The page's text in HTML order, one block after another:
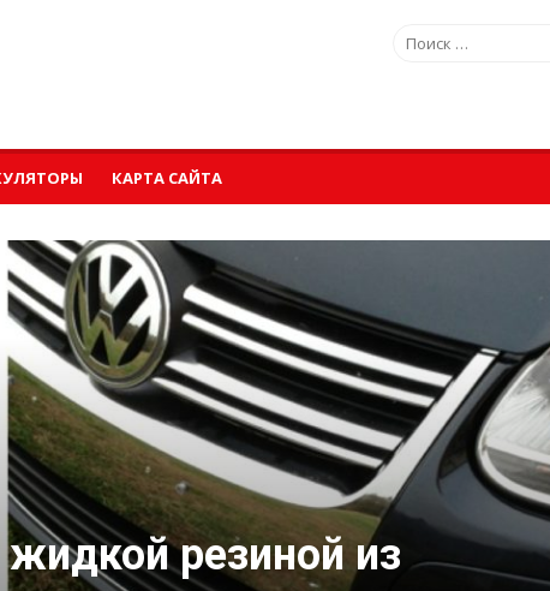
Искать:
КАРТА САЙТА
резиной из